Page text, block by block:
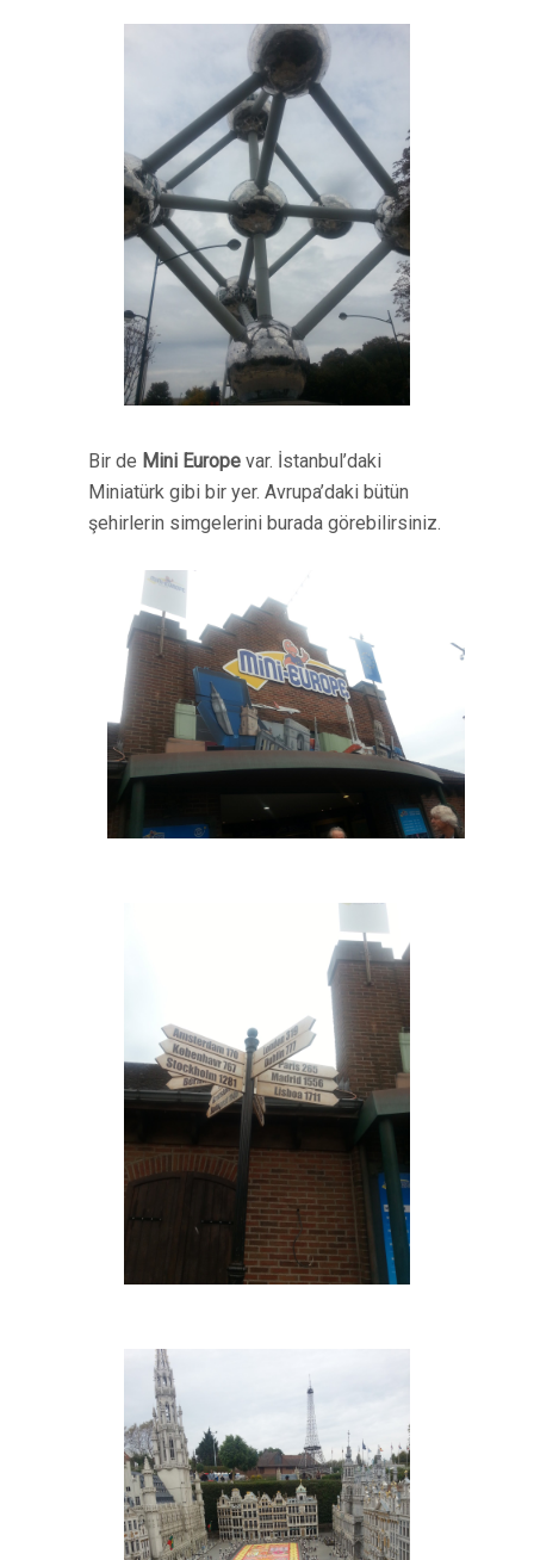
Bir de Mini Europe var. İstanbul’daki
Miniatürk gibi bir yer. Avrupa’daki bütün
şehirlerin simgelerini burada görebilirsiniz.